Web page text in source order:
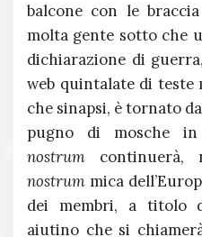
balcone con le
molta gente sotto che
dichiarazione di
web quintalate di teste
che sinapsi, è tornato
pugno di mosche
nostrum continuerà,
nostrum mica
dei membri, a titolo
aiutino che si